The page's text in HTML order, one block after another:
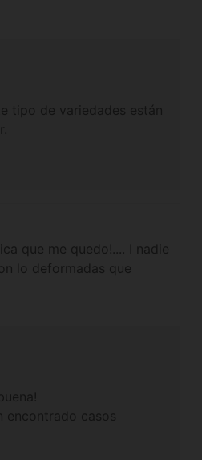
que me quedo!.... I nadie
lo deformadas que